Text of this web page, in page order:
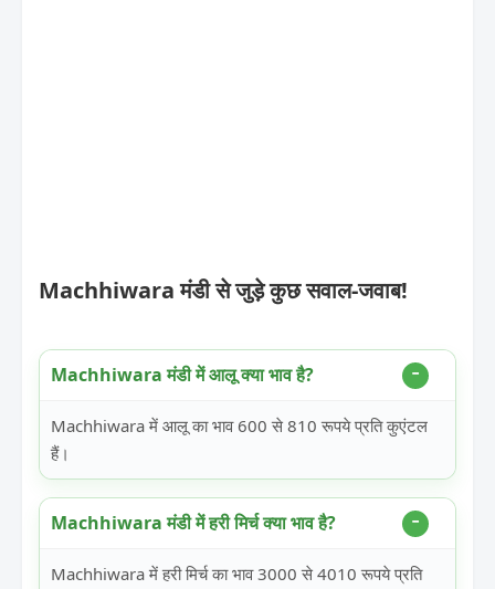
Machhiwara मंडी से जुड़े कुछ सवाल-जवाब!
Machhiwara मंडी में आलू क्या भाव है?
Machhiwara में आलू का भाव 600 से 810 रूपये प्रति कुएंटल
हैं।
Machhiwara मंडी में हरी मिर्च क्या भाव है?
Machhiwara में हरी मिर्च का भाव 3000 से 4010 रूपये प्रति